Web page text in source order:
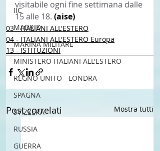
IIC
MADRID
MARINA MILITARE
MINISTERO ITALIANI ALL'ESTERO
REGNO UNITO - LONDRA
SPAGNA
SVIZZERA
RUSSIA
GUERRA
visitabile ogni fine settimana dalle
15 alle 18. (aise)
03 - ITALIANI ALL'ESTERO
04 - ITALIANI ALL'ESTERO Europa
13 - ISTITUZIONI
Post correlati Mostra tutti